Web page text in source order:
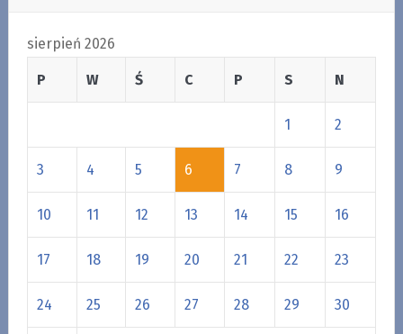
sierpień 2026
P W Ś C P S N
1 2
3 4 5 6 7 8 9
10 11 12 13 14 15 16
17 18 19 20 21 22 23
24 25 26 27 28 29 30